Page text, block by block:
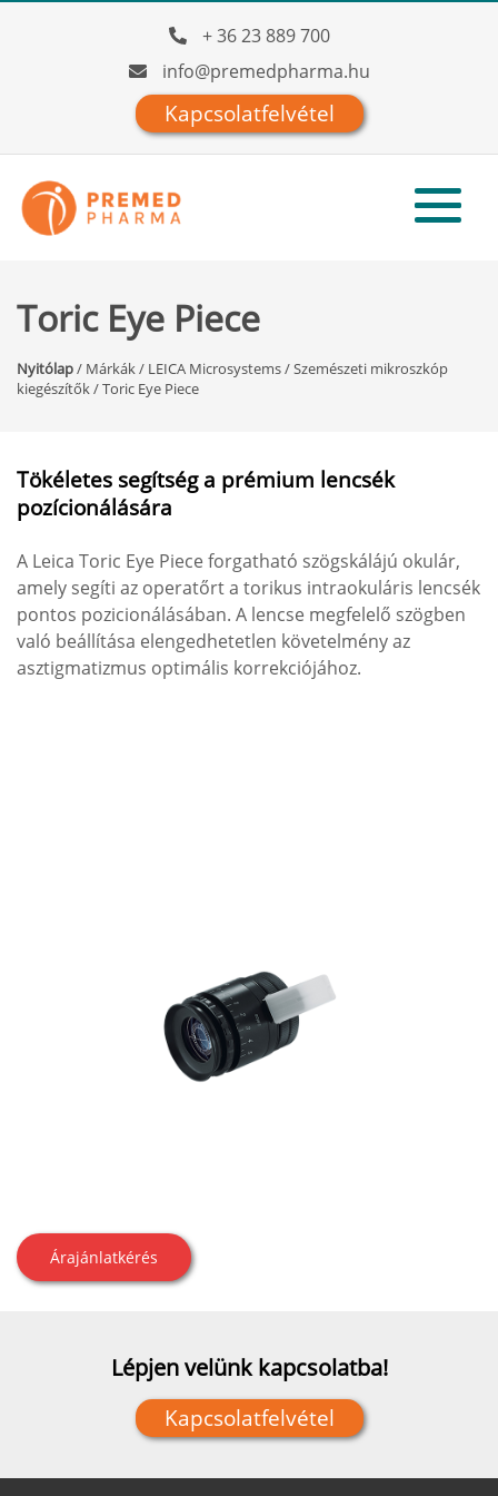
+ 36 23 889 700
info@premedpharma.hu
Kapcsolatfelvétel
Toric Eye Piece
Nyitólap/ Márkák/ LEICA Microsystems/Szemészeti mikroszkóp
kiegészítők/Toric Eye Piece
Tökéletes segítség a prémium lencsék
pozícionálására
A Leica Toric Eye Piece forgatható szögskálájú okulár,
amely segíti az operatőrt a torikus intraokuláris lencsék
pontos pozicionálásában. A lencse megfelelő szögben
való beállítása elengedhetetlen követelmény az
asztigmatizmus optimális korrekciójához.
Árajánlatkérés
Lépjen velünk kapcsolatba!
Kapcsolatfelvétel